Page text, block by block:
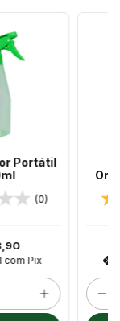
Portátil
(0)
com Pix